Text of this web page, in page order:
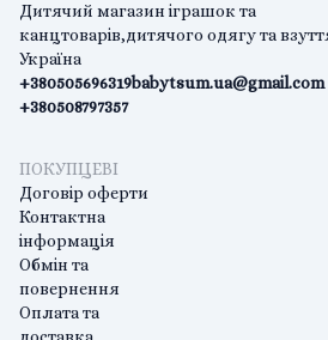
Дитячий магазин іграшок та
канцтоварів,дитячого одягу та
Україна
+380505696319
+380508797357
babytsum.ua@gmail.com
ПОКУПЦЕВІ
Договір оферти
Контактна
інформація
Обмін та
повернення
Оплата та